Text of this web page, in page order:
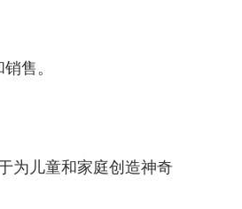
售。
为儿童和家庭创造神奇